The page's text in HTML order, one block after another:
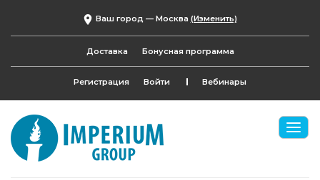
Ваш город — Москва (Изменить)
Доставка Бонусная программа
Регистрация Войти Вебинары